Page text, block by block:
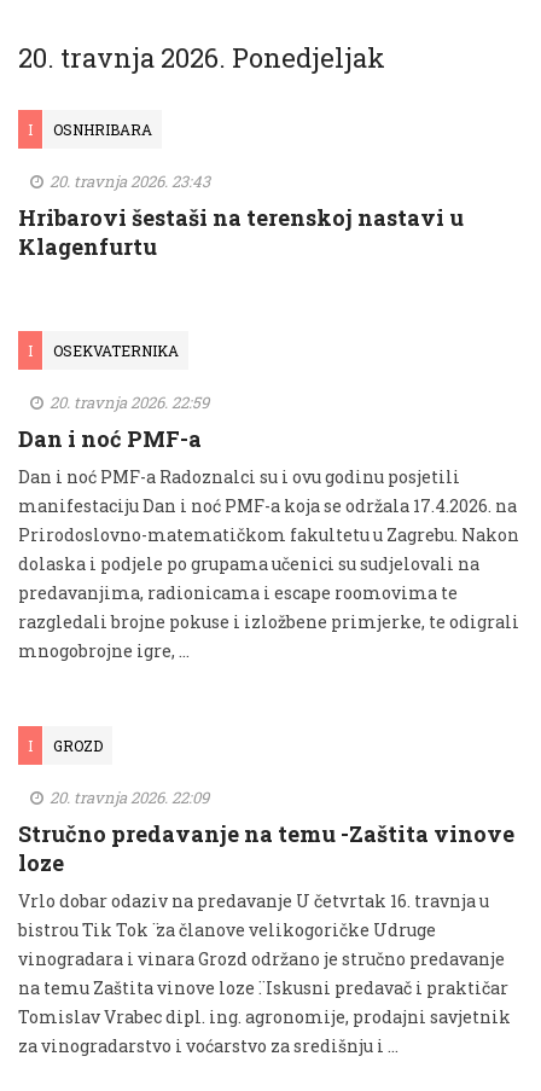
20. travnja 2026. Ponedjeljak
I OSNHRIBARA
20. travnja 2026. 23:43
Hribarovi šestaši na terenskoj nastavi u
Klagenfurtu
I OSEKVATERNIKA
20. travnja 2026. 22:59
Dan i noć PMF-a
Dan i noć PMF-a Radoznalci su i ovu godinu posjetili
manifestaciju Dan i noć PMF-a koja se održala 17.4.2026. na
Prirodoslovno-matematičkom fakultetu u Zagrebu. Nakon
dolaska i podjele po grupama učenici su sudjelovali na
predavanjima, radionicama i escape roomovima te
razgledali brojne pokuse i izložbene primjerke, te odigrali
mnogobrojne igre, …
I GROZD
20. travnja 2026. 22:09
Stručno predavanje na temu -Zaštita vinove
loze
Vrlo dobar odaziv na predavanje U četvrtak 16. travnja u
bistrou ̈Tik Tok ̈ za članove velikogoričke Udruge
vinogradara i vinara Grozd održano je stručno predavanje
na temu ̈Zaštita vinove loze ̈. Iskusni predavač i praktičar
Tomislav Vrabec dipl. ing. agronomije, prodajni savjetnik
za vinogradarstvo i voćarstvo za središnju i …